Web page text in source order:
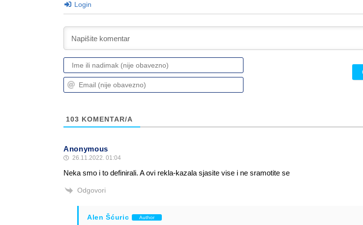
Login
Ime
ili
nadimak
Email
(nije
103 KOMENTAR/A
Anonymous
26.11.2022. 01:04
Neka smo i to definirali. A ovi rekla-kazala sjasite vise i ne sramotite se
Odgovori
Alen Šćuric Author